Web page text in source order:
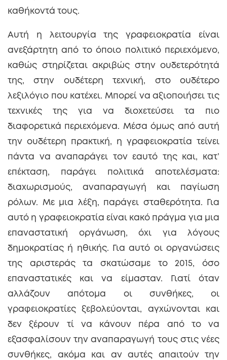
καθήκοντά τους.
Αυτή η λειτουργία της γραφειοκρατία είναι
ανεξάρτητη από το όποιο πολιτικό περιεχόμενο,
καθώς στηρίζεται ακριβώς στην ουδετερότητά
της, στην ουδέτερη τεχνική, στο ουδέτερο
λεξιλόγιο που κατέχει. Μπορεί να αξιοποιήσει τις
τεχνικές της για να διοχετεύσει τα πιο
διαφορετικά περιεχόμενα. Μέσα όμως από αυτή
την ουδέτερη πρακτική, η γραφειοκρατία τείνει
πάντα να αναπαράγει τον εαυτό της και, κατ’
επέκταση, παράγει πολιτικά αποτελέσματα:
διαχωρισμούς, αναπαραγωγή και παγίωση
ρόλων. Με μια λέξη, παράγει σταθερότητα. Για
αυτό η γραφειοκρατία είναι κακό πράγμα για μια
επαναστατική οργάνωση, όχι για λόγους
δημοκρατίας ή ηθικής. Για αυτό οι οργανώσεις
της αριστεράς τα σκατώσαμε το 2015, όσο
επαναστατικές και να είμασταν. Γιατί όταν
αλλάζουν απότομα οι συνθήκες, οι
γραφειοκρατίες ξεβολεύονται, αγχώνονται και
δεν ξέρουν τί να κάνουν πέρα από το να
εξασφαλίσουν την αναπαραγωγή τους στις νέες
συνθήκες, ακόμα και αν αυτές απαιτούν την